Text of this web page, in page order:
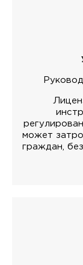
может
граждан,